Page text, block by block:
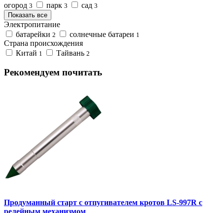
огород 3 парк 3 сад 3
Показать все
Электропитание
батарейки 2 солнечные батареи 1
Страна происхождения
Китай 1 Тайвань 2
Рекомендуем почитать
Продуманный старт с отпугивателем кротов LS-997R с
релейным механизмом